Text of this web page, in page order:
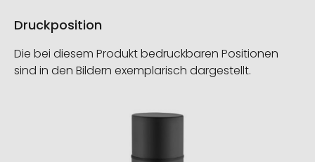
Druckposition
Die bei diesem Produkt bedruckbaren Positionen
sind in den Bildern exemplarisch dargestellt.